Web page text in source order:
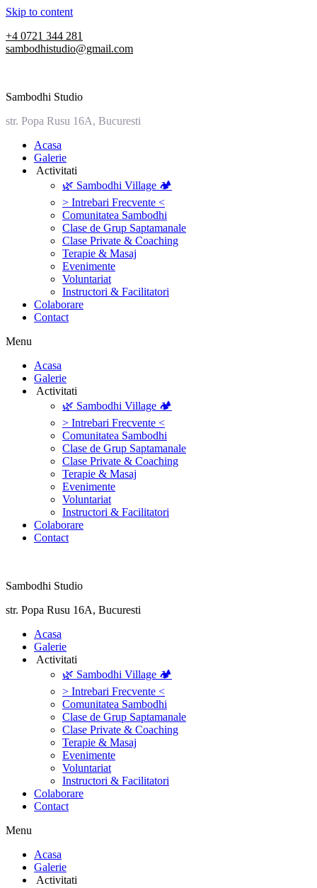
Skip to content
+4 0721 344 281
sambodhistudio@gmail.com
Sambodhi Studio
str. Popa Rusu 16A, Bucuresti
‎Acasa
Galerie
‎ ‎Activitati‎
🌿 Sambodhi Village 🏕️
> Intrebari Frecvente <
Comunitatea Sambodhi
Clase de Grup Saptamanale
Clase Private & Coaching
Terapie & Masaj
‎Evenimente
Voluntariat
‏‏‎Instructori & Facilitatori
Colaborare
Contact
Menu
‎Acasa
Galerie
‎ ‎Activitati‎
🌿 Sambodhi Village 🏕️
> Intrebari Frecvente <
Comunitatea Sambodhi
Clase de Grup Saptamanale
Clase Private & Coaching
Terapie & Masaj
‎Evenimente
Voluntariat
‏‏‎Instructori & Facilitatori
Colaborare
Contact
Sambodhi Studio
str. Popa Rusu 16A, Bucuresti
‎Acasa
Galerie
‎ ‎Activitati‎
🌿 Sambodhi Village 🏕️
> Intrebari Frecvente <
Comunitatea Sambodhi
Clase de Grup Saptamanale
Clase Private & Coaching
Terapie & Masaj
‎Evenimente
Voluntariat
‏‏‎Instructori & Facilitatori
Colaborare
Contact
Menu
‎Acasa
Galerie
‎ ‎Activitati‎